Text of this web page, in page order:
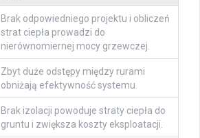
Brak odpowiedniego projektu i obliczeń
strat ciepła prowadzi do
nierównomiernej mocy grzewczej.
Zbyt duże odstępy między rurami
obniżają efektywność systemu.
Brak izolacji powoduje straty ciepła do
gruntu i zwiększa koszty eksploatacji.